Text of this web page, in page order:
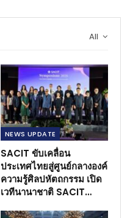
All
NEWS​ UPDATE
SACIT ขับเคลื่อน
ประเทศไทยสู่ศูนย์กลางองค์
ความรู้ศิลปหัตถกรรม เปิด
เวทีนานาชาติ SACIT…